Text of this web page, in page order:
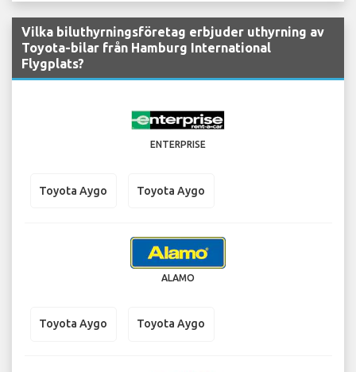
Vilka biluthyrningsföretag erbjuder uthyrning av
Toyota-bilar från Hamburg International
Flygplats?
ENTERPRISE
Toyota Aygo Toyota Aygo
ALAMO
Toyota Aygo Toyota Aygo